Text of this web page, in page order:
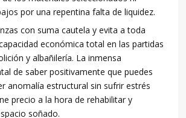
por una repentina falta de liquidez.
con suma cautela y evita a toda
económica total en las partidas
y albañilería. La inmensa
de saber positivamente que puedes
anomalía estructural sin sufrir estrés
precio a la hora de rehabilitar y
soñado.